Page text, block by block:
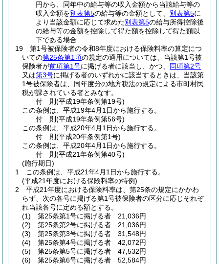
円から、同年中の給与等の収入金額から当該給与等の
収入金額を別表第5の給与等の金額として、 別表第5に
より当該金額に応じて求めた別表第5の給与所得控除後
の給与等の金額を控除して得た額を控除して得た額以
下である場合
19
第1号被保険者の令和8年度における保険料率の算定につ
いての第25条第1項の規定の適用については、当該第1号被
保険者が前項第1号に掲げる者に該当し、かつ、 同項第2号
又は第3号に掲げる者のいずれかに該当するときは、当該第
1号被保険者は、同年度分の地方税法の規定による市町村民
税が課されている者とみなす。
付 則(平成19年条例第19号)
この条例は、平成19年4月1日から施行する。
付 則(平成19年条例第56号)
この条例は、平成20年4月1日から施行する。
付 則(平成20年条例第1号)
この条例は、平成20年4月1日から施行する。
付 則(平成21年条例第40号)
(施行期日)
1
この条例は、平成21年4月1日から施行する。
(平成21年度における保険料率の特例)
2
平成21年度における保険料率は、第25条の規定にかかわ
らず、次の各号に掲げる第1号被保険者の区分に応じそれぞ
れ当該各号に定める額とする。
(1)
第25条第1号に掲げる者 21,036円
(2)
第25条第2号に掲げる者 21,036円
(3)
第25条第3号に掲げる者 31,548円
(4)
第25条第4号に掲げる者 42,072円
(5)
第25条第5号に掲げる者 47,532円
(6)
第25条第6号に掲げる者 52,584円